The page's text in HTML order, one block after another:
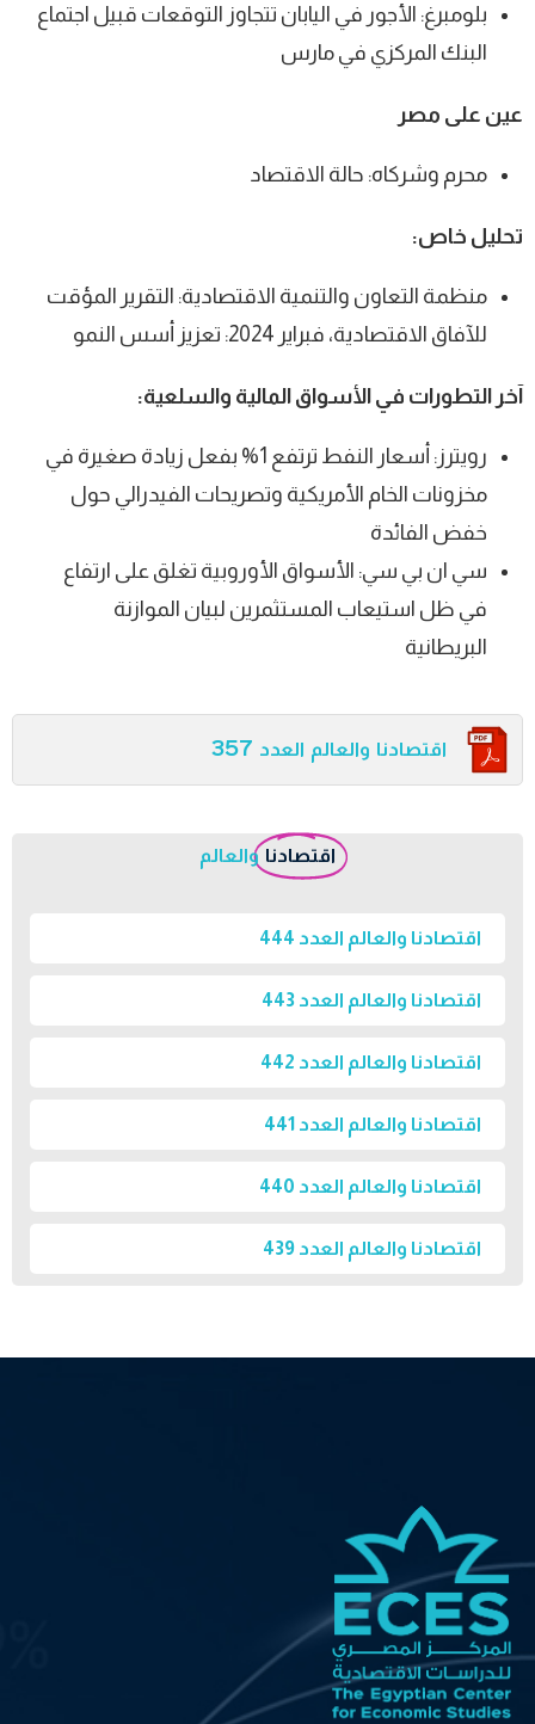
بلومبرغ: الأجور في اليابان تتجاوز التوقعات قبيل اجتماع
البنك المركزي في مارس
عين على مصر
محرم وشركاه: حالة الاقتصاد
تحليل خاص:
منظمة التعاون والتنمية الاقتصادية: التقرير المؤقت
للآفاق الاقتصادية، فبراير 2024: تعزيز أسس النمو
آخر التطورات في الأسواق المالية والسلعية:
رويترز: أسعار النفط ترتفع 1% بفعل زيادة صغيرة في
مخزونات الخام الأمريكية وتصريحات الفيدرالي حول
خفض الفائدة
سي ان بي سي: الأسواق الأوروبية تغلق على ارتفاع
في ظل استيعاب المستثمرين لبيان الموازنة
البريطانية
اقتصادنا والعالم العدد 357
اقتصادنا والعالم
اقتصادنا والعالم العدد 444
اقتصادنا والعالم العدد 443
اقتصادنا والعالم العدد 442
اقتصادنا والعالم العدد 441
اقتصادنا والعالم العدد 440
اقتصادنا والعالم العدد 439